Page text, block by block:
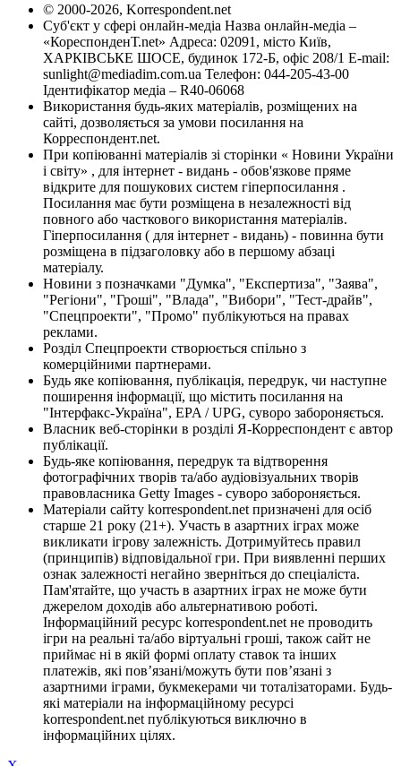
© 2000-2026, Korrespondent.net
Суб'єкт у сфері онлайн-медіа Назва онлайн-медіа –
«КореспонденТ.net» Адреса: 02091, місто Київ,
ХАРКІВСЬКЕ ШОСЕ, будинок 172-Б, офіс 208/1 E-mail:
sunlight@mediadim.com.ua Телефон: 044-205-43-00
Ідентифікатор медіа – R40-06068
Використання будь-яких матеріалів, розміщених на
сайті, дозволяється за умови посилання на
Корреспондент.net.
При копіюванні матеріалів зі сторінки « Новини України
і світу» , для інтернет - видань - обов'язкове пряме
відкрите для пошукових систем гіперпосилання .
Посилання має бути розміщена в незалежності від
повного або часткового використання матеріалів.
Гіперпосилання ( для інтернет - видань) - повинна бути
розміщена в підзаголовку або в першому абзаці
матеріалу.
Новини з позначками "Думка", "Експертиза", "Заява",
"Регіони", "Гроші", "Влада", "Вибори", "Тест-драйв",
"Спецпроекти", "Промо" публікуються на правах
реклами.
Розділ Спецпроекти створюється спільно з
комерційними партнерами.
Будь яке копіювання, публікація, передрук, чи наступне
поширення інформації, що містить посилання на
"Інтерфакс-Україна", EPA / UPG, суворо забороняється.
Власник веб-сторінки в розділі Я-Корреспондент є автор
публікації.
Будь-яке копіювання, передрук та відтворення
фотографічних творів та/або аудіовізуальних творів
правовласника Getty Images - суворо забороняється.
Матеріали сайту korrespondent.net призначені для осіб
старше 21 року (21+). Участь в азартних іграх може
викликати ігрову залежність. Дотримуйтесь правил
(принципів) відповідальної гри. При виявленні перших
ознак залежності негайно зверніться до спеціаліста.
Пам'ятайте, що участь в азартних іграх не може бути
джерелом доходів або альтернативою роботі.
Інформаційний ресурс korrespondent.net не проводить
ігри на реальні та/або віртуальні гроші, також сайт не
приймає ні в якій формі оплату ставок та інших
платежів, які пов’язані/можуть бути пов’язані з
азартними іграми, букмекерами чи тоталізаторами. Будь-
які матеріали на інформаційному ресурсі
korrespondent.net публікуються виключно в
інформаційних цілях.